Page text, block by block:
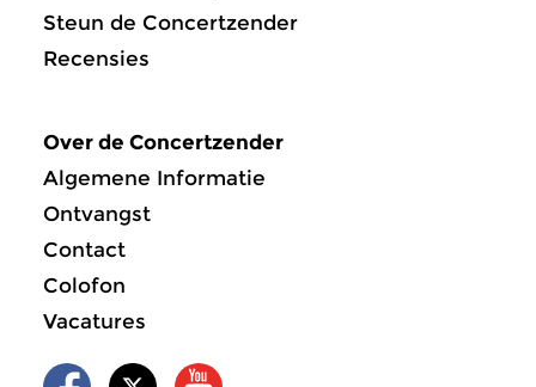
Steun de Concertzender
Recensies
Over de Concertzender
Algemene Informatie
Ontvangst
Contact
Colofon
Vacatures